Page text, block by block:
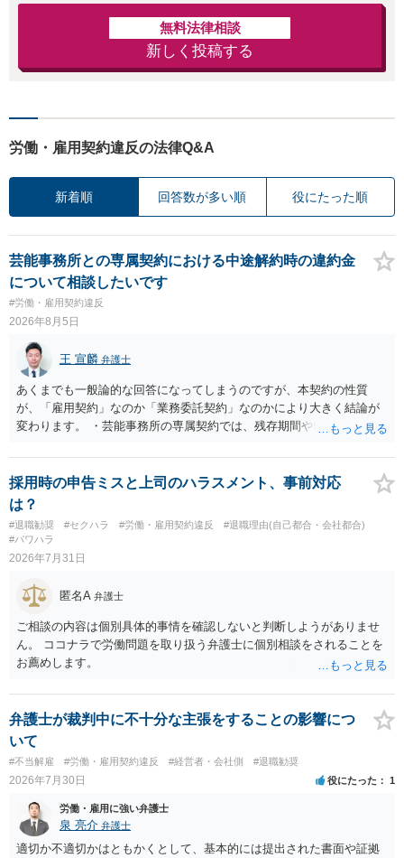
無料法律相談
新しく投稿する
労働・雇用契約違反の法律Q&A
新着順 回答数が多い順 役にたった順
芸能事務所との専属契約における中途解約時の違約金
について相談したいです
#労働・雇用契約違反
2026年8月5日
王 宣麟 弁護士
あくまでも一般論的な回答になってしまうのですが、本契約の性質
が、「雇用契約」なのか「業務委託契約」なのかにより大きく結論が
変わります。 ・芸能事務所の専属契約では、残存期間や報酬額、投下
務上よくあるからといって当然に適法という意味ではなく、実際の損
害との対応関係や合理性が重要です。 ・違約金に上限がなくても、常
に有効になるわけではありません。契約が労働契約に近い実態なら労
基法16条で無効となる余地があり、そうでなくても、金額が事務所の
損害と比べて過大なら無効や減額が争点になります。 ・契約前の修正
交渉は一般的です。 交渉の方向としては、上限額を設ける、実損害ベ
費・未回収費用のみ」に限定する、などが典型です。 ・弁護士に契約
前に契約書の内容をレビューしてもらう価値は十分にあると思われま
す。 争点は、契約類型が雇用か業務委託か、実態として労働者性があ
るか、解除事由が双方にどう定められているか、違約金の算定根拠が
合理的か、という複数論点に分かれます。契約前なら、交渉のパワー
コストを抑えやすいので、資料等を持参の上弁護士に確認されること
をお勧めします。 ・事務所側の解除でも、解除理由によってはタレン
ト側に損害賠償が発生する建付けになっていることはあります。ただ
し、事務所側が一方的に解除したのにタレントへ違約金を課す設計
は、合理性や対価性を欠くとして争いやすいです。逆に、タレント側
の重大な契約違反がある場合は、実損害の範囲で請求される可能性は
あります。
採用時の申告ミスと上司のハラスメント、事前対応
は？
#退職勧奨 #セクハラ #労働・雇用契約違反
#退職理由(自己都合・会社都合)
#パワハラ
2026年7月31日
匿名A 弁護士
ご相談の内容は個別具体的事情を確認しないと判断しようがありませ
ん。 ココナラで労働問題を取り扱う弁護士に個別相談をされることを
お薦めします。
弁護士が裁判中に不十分な主張をすることの影響につ
いて
#不当解雇 #労働・雇用契約違反 #経営者・会社側 #退職勧奨
2026年7月30日 役にたった 1
労働・雇用に強い弁護士
泉 亮介 弁護士
適切か不適切かはともかくとして、基本的には提出された書面や証拠